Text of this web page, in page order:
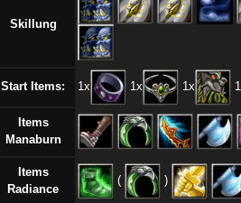
Skillung
Start Items: 1x 1x 1x
Items
Manaburn
Items
Radiance
( )